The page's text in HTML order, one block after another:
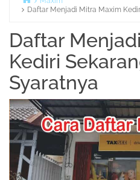
Beranda
Daftar Menjadi Mitra Maxim
Daftar
Kediri
Syaratnya